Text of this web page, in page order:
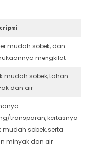
mudah sobek, dan
mengkilat
mudah sobek, tahan
dan air
transparan, kertasnya
mudah sobek, serta
minyak dan air